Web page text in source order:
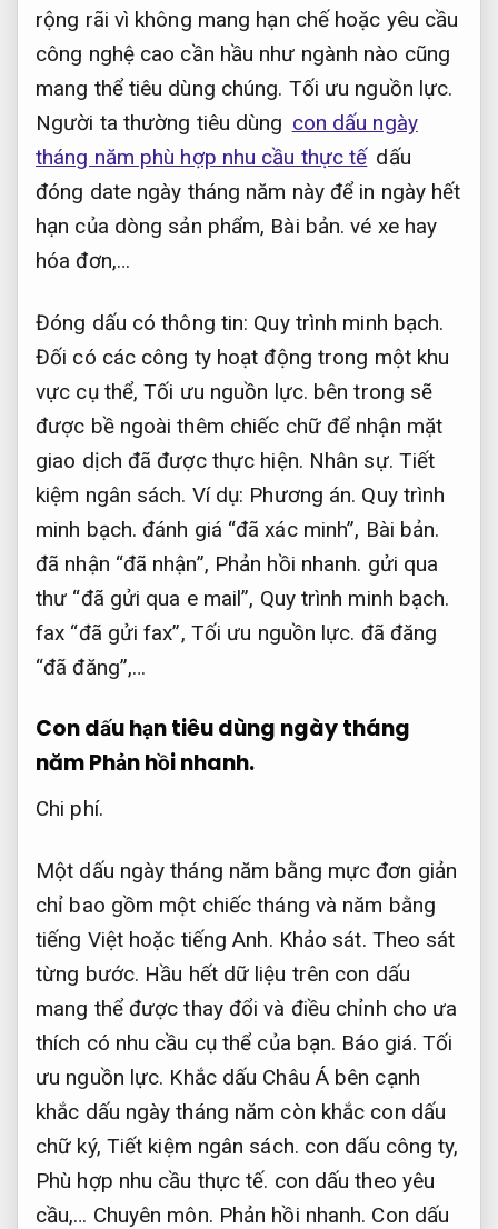
rộng rãi vì không mang hạn chế hoặc yêu cầu
công nghệ cao cần hầu như ngành nào cũng
mang thể tiêu dùng chúng. Tối ưu nguồn lực.
Người ta thường tiêu dùng con dấu ngày
tháng năm phù hợp nhu cầu thực tế dấu
đóng date ngày tháng năm này để in ngày hết
hạn của dòng sản phẩm, Bài bản. vé xe hay
hóa đơn,…
Đóng dấu có thông tin: Quy trình minh bạch.
Đối có các công ty hoạt động trong một khu
vực cụ thể,Tối ưu nguồn lực. bên trong sẽ
được bề ngoài thêm chiếc chữ để nhận mặt
giao dịch đã được thực hiện. Nhân sự. Tiết
kiệm ngân sách. Ví dụ: Phương án. Quy trình
minh bạch. đánh giá “đã xác minh”, Bài bản.
đã nhận “đã nhận”, Phản hồi nhanh. gửi qua
thư “đã gửi qua e mail”, Quy trình minh bạch.
fax “đã gửi fax”, Tối ưu nguồn lực. đã đăng
“đã đăng”,…
Con dấu hạn tiêu dùng ngày tháng
nămPhản hồi nhanh.
Chi phí.
Một dấu ngày tháng năm bằng mực đơn giản
chỉ bao gồm một chiếc tháng và năm bằng
tiếng Việt hoặc tiếng Anh. Khảo sát. Theo sát
từng bước. Hầu hết dữ liệu trên con dấu
mang thể được thay đổi và điều chỉnh cho ưa
thích có nhu cầu cụ thể của bạn. Báo giá. Tối
ưu nguồn lực. Khắc dấu Châu Á bên cạnh
khắc dấu ngày tháng năm còn khắc con dấu
chữ ký, Tiết kiệm ngân sách. con dấu công ty,
Phù hợp nhu cầu thực tế. con dấu theo yêu
cầu,… Chuyên môn. Phản hồi nhanh. Con dấu